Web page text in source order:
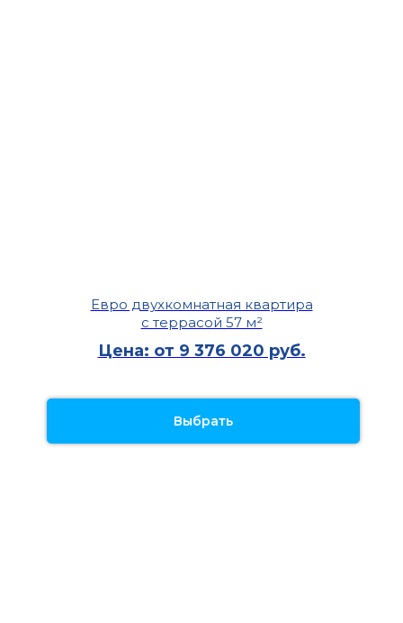
Евро двухкомнатная квартира
с террасой 57 м²
Цена: от 9 376 020 руб.
Выбрать